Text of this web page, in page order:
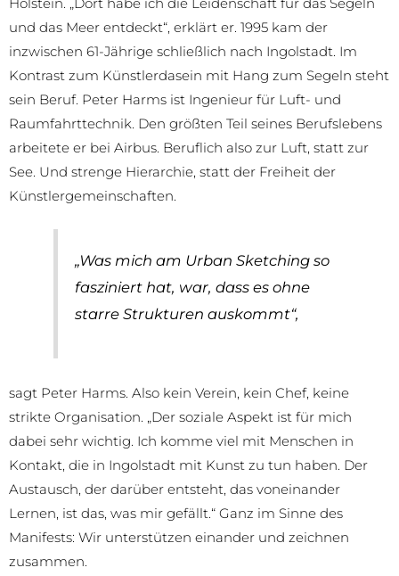
und das Meer entdeckt“, erklärt er. 1995 kam der
inzwischen 61-Jährige schließlich nach Ingolstadt. Im
Kontrast zum Künstlerdasein mit Hang zum Segeln steht
sein Beruf. Peter Harms ist Ingenieur für Luft- und
Raumfahrttechnik. Den größten Teil seines Berufslebens
arbeitete er bei Airbus. Beruflich also zur Luft, statt zur
See. Und strenge Hierarchie, statt der Freiheit der
Künstlergemeinschaften.
„Was mich am Urban Sketching so
fasziniert hat, war, dass es ohne
starre Strukturen auskommt“,
sagt Peter Harms. Also kein Verein, kein Chef, keine
strikte Organisation. „Der soziale Aspekt ist für mich
dabei sehr wichtig. Ich komme viel mit Menschen in
Kontakt, die in Ingolstadt mit Kunst zu tun haben. Der
Austausch, der darüber entsteht, das voneinander
Lernen, ist das, was mir gefällt.“ Ganz im Sinne des
Manifests: Wir unterstützen einander und zeichnen
zusammen.